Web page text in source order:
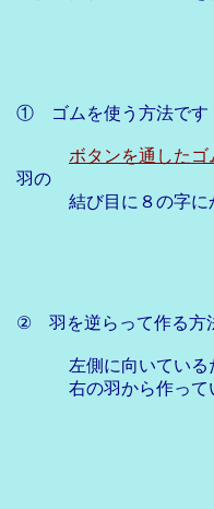
① ゴムを使う方法です
ボタンを通したゴ
羽の
結び目に８の字に
② 羽を逆らって作る方
左側に向いているた
右の羽から作って